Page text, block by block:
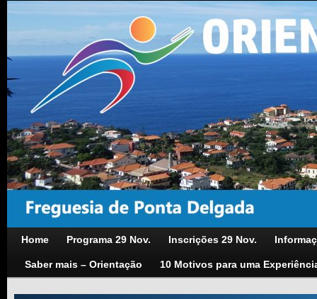
Home Programa 29 Nov. Inscrições 29 Nov.
Saber mais – Orientação 10 Motivos para uma